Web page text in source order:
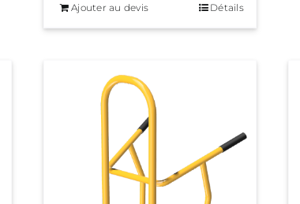
Ajouter au devis Détails